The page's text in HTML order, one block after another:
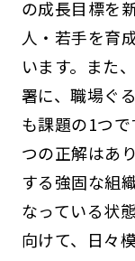
の成長目標を
人・若手を育
います。また
署に、職場ぐ
も課題の1つ
つの正解はあ
する強固な組
なっている状
向けて、日々